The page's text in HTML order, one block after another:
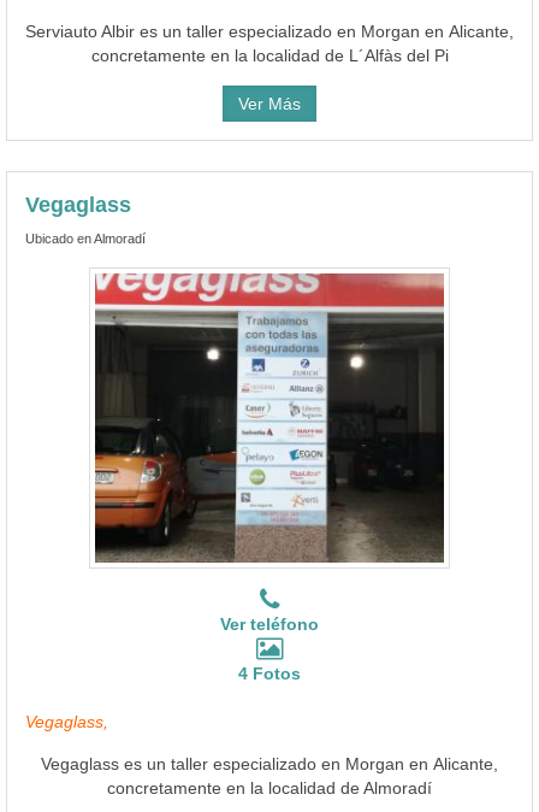
Serviauto Albir es un taller especializado en Morgan en Alicante,
concretamente en la localidad de L´Alfàs del Pi
Ver Más
Vegaglass
Ubicado en Almoradí
Ver teléfono
4 Fotos
Vegaglass,
Vegaglass es un taller especializado en Morgan en Alicante,
concretamente en la localidad de Almoradí